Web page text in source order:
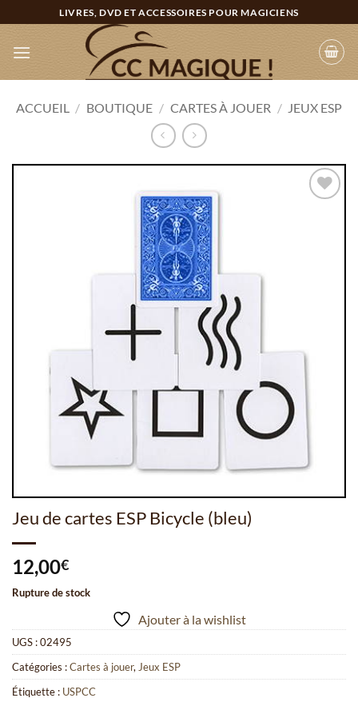
au
contenu
LIVRES, DVD ET ACCESSOIRES POUR MAGICIENS
ACCUEIL / BOUTIQUE / CARTES À JOUER / JEUX ESP
Jeu de cartes ESP Bicycle (bleu)
12,00€
Rupture de stock
Ajouter à la wishlist
UGS :02495
Catégories :Cartes à jouer, Jeux ESP
Étiquette : USPCC